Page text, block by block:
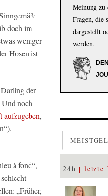
doch im
weniger
Hosen ist
der
noch
aufzugeben,
à fond“,
„Früher,
Meinung zu
Fragen, die
dargestellt
werden.
24h letzte